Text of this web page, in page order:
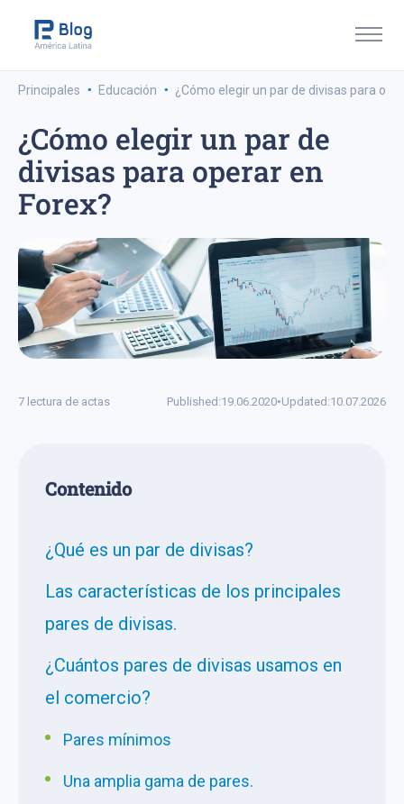
Principales · Educación · ¿Cómo elegir un par de divisas para
¿Cómo elegir un par de
divisas para operar en
Forex?
7 lectura de actas Published:19.06.2020•Updated:10.07.2026
Сontenido
¿Qué es un par de divisas?
Las características de los principales
pares de divisas.
¿Cuántos pares de divisas usamos en
el comercio?
Pares mínimos
Una amplia gama de pares.